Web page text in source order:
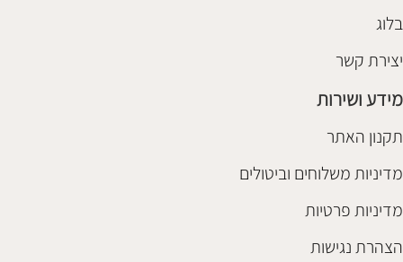
בלוג
יצירת קשר
מידע ושירות
תקנון האתר
מדיניות משלוחים וביטולים
מדיניות פרטיות
הצהרת נגישות